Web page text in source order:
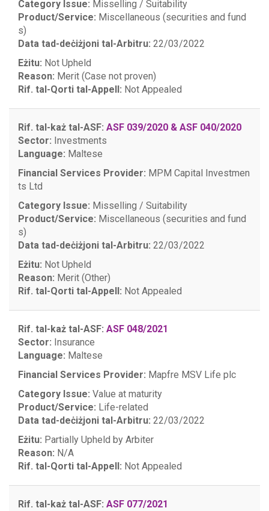
Category Issue: Misselling / Suitability
Product/Service: Miscellaneous (securities and fund
s)
Data tad-deċiżjoni tal-Arbitru: 22/03/2022
Eżitu: Not Upheld
Reason: Merit (Case not proven)
Rif. tal-Qorti tal-Appell: Not Appealed
Rif. tal-każ tal-ASF: ASF 039/2020 & ASF 040/2020
Sector: Investments
Language: Maltese
Financial Services Provider: MPM Capital Investmen
ts Ltd
Category Issue: Misselling / Suitability
Product/Service: Miscellaneous (securities and fund
s)
Data tad-deċiżjoni tal-Arbitru: 22/03/2022
Eżitu: Not Upheld
Reason: Merit (Other)
Rif. tal-Qorti tal-Appell: Not Appealed
Rif. tal-każ tal-ASF: ASF 048/2021
Sector: Insurance
Language: Maltese
Financial Services Provider: Mapfre MSV Life plc
Category Issue: Value at maturity
Product/Service: Life-related
Data tad-deċiżjoni tal-Arbitru: 22/03/2022
Eżitu: Partially Upheld by Arbiter
Reason: N/A
Rif. tal-Qorti tal-Appell: Not Appealed
Rif. tal-każ tal-ASF: ASF 077/2021